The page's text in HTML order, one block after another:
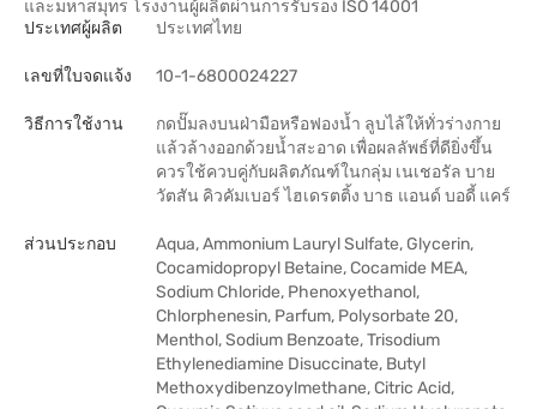
และมหาสมุทร โรงงานผู้ผลิตผ่านการรับรอง ISO 14001
ประเทศผู้ผลิต
ประเทศไทย
เลขที่ใบจดแจ้ง 10-1-6800024227
วิธีการใช้งาน
กดปั๊มลงบนฝ่ามือหรือฟองน้ำ ลูบไล้ให้ทั่วร่างกาย
แล้วล้างออกด้วยน้ำสะอาด เพื่อผลลัพธ์ที่ดียิ่งขึ้น
ควรใช้ควบคู่กับผลิตภัณฑ์ในกลุ่ม เนเชอรัล บาย
วัตสัน คิวคัมเบอร์ ไฮเดรตติ้ง บาธ แอนด์ บอดี้ แคร์
ส่วนประกอบ
Aqua, Ammonium Lauryl Sulfate, Glycerin,
Cocamidopropyl Betaine, Cocamide MEA,
Sodium Chloride, Phenoxyethanol,
Chlorphenesin, Parfum, Polysorbate 20,
Menthol, Sodium Benzoate, Trisodium
Ethylenediamine Disuccinate, Butyl
Methoxydibenzoylmethane, Citric Acid,